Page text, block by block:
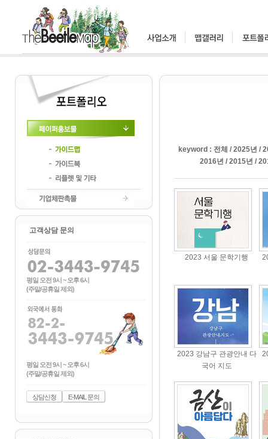
페이퍼홍보물
가이드맵
가이드북
리플렛및기타
기업체판촉물
고객상담 문의
평일 오전 9시 ~ 오후 6시
(주말/공휴일 제외)
평일 오전 9시 ~ 오후 6시
(주말/공휴일 제외)
상담신청 E-MAIL 문의
keyword : 전체 / 2025년 /
2016년 / 2015년 /
2023 서울 문학기행
2023 강남구 관광안내 다
국어 지도